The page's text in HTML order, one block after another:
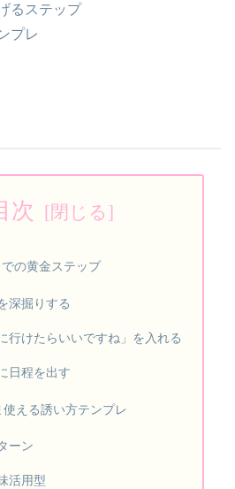
るステップ
プレ
次
の黄金ステップ
深掘りする
行けたらいいですね」を入れる
日程を出す
える誘い方テンプレ
ーン
活用型